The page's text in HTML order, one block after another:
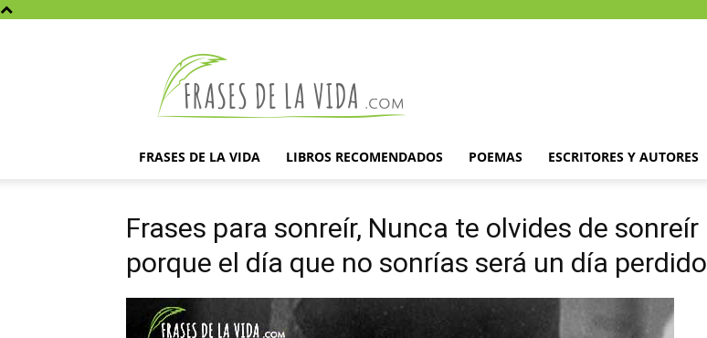
la
vida
FRASES DE LA VIDA LIBROS RECOMENDADOS POEMAS ESCRITORES Y AUTORES
Frases para sonreír, Nunca te olvides de sonreír
porque el día que no sonrías será un día perdido